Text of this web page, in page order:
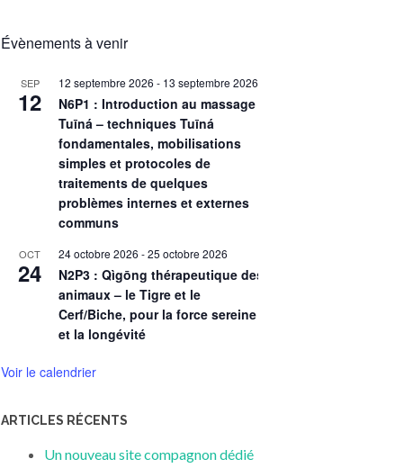
Évènements à venir
SEP
12
12 septembre 2026 - 13 septembre 2026
N6P1 : Introduction au massage
Tuīná – techniques Tuīná
fondamentales, mobilisations
simples et protocoles de
traitements de quelques
problèmes internes et externes
communs
OCT
24
24 octobre 2026 -25 octobre 2026
N2P3 : Qìgōng thérapeutique des 5
animaux – le Tigre et le
Cerf/Biche, pour la force sereine
et la longévité
Voir le calendrier
ARTICLES RÉCENTS
Un nouveau site compagnon dédié